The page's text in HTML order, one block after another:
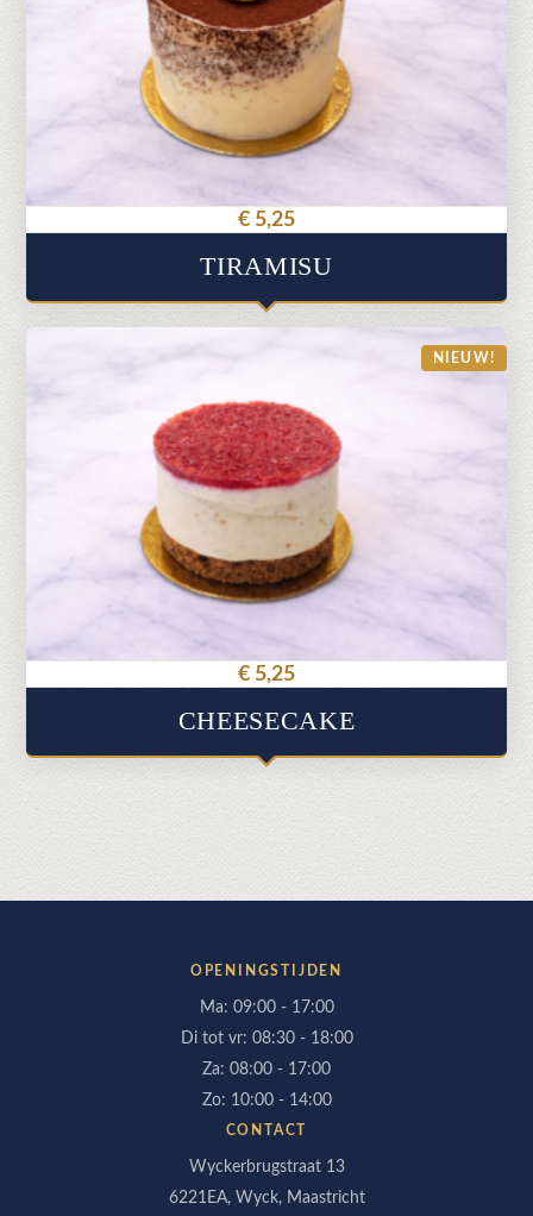
€ 5,25
TIRAMISU
NIEUW!
€ 5,25
CHEESECAKE
OPENINGSTIJDEN
Ma: 09:00 - 17:00
Di tot vr: 08:30 - 18:00
Za: 08:00 - 17:00
Zo: 10:00 - 14:00
CONTACT
Wyckerbrugstraat 13
6221EA, Wyck, Maastricht